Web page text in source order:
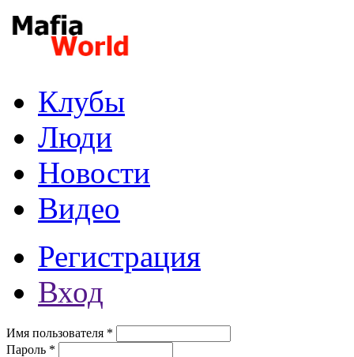
Перейти к основному содержанию
Клубы
Люди
Новости
Видео
Регистрация
Вход
Имя пользователя *
Пароль *